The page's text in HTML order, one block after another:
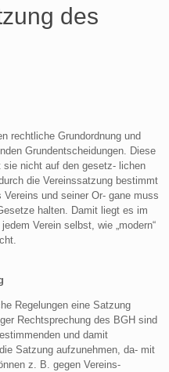
des
rechtliche Grundordnung und
Grundentscheidungen. Diese
sie nicht auf den gesetz- lichen
die Vereinssatzung bestimmt
und seiner Or- gane muss
halten. Damit liegt es im
Verein selbst, wie „modern“
Regelungen eine Satzung
Rechtsprechung des BGH sind
und damit
Satzung aufzunehmen, da- mit
z. B. gegen Vereins-